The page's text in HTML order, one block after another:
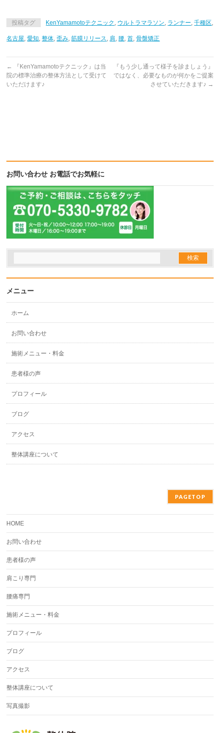
て
Twitter
共
有
ウ
ィ
ン
ド
ウ
る
ク
リ
て
く
だ
さ
い
ま
て
Google+
共
有
ウ
ィ
ン
投稿タグ KenYamamotoテクニック , ウルトラマラソン, ランナー,千種区,
名古屋,愛知,整体,歪み,筋膜リリース, 肩, 腰,首,骨盤矯正
←
『KenYamamotoテクニック』は当
院の標準治療の整体方法として受けて
いただけます♪
『もう少し通って様子を診ましょう』
ではなく、必要なものが何かをご提案
させていただきます♪ →
お問い合わせ お電話でお気軽に
メニュー
ホーム
お問い合わせ
施術メニュー・料金
患者様の声
プロフィール
ブログ
アクセス
整体講座について
PAGETOP
HOME
お問い合わせ
患者様の声
肩こり専門
腰痛専門
施術メニュー・料金
プロフィール
ブログ
アクセス
整体講座について
写真撮影